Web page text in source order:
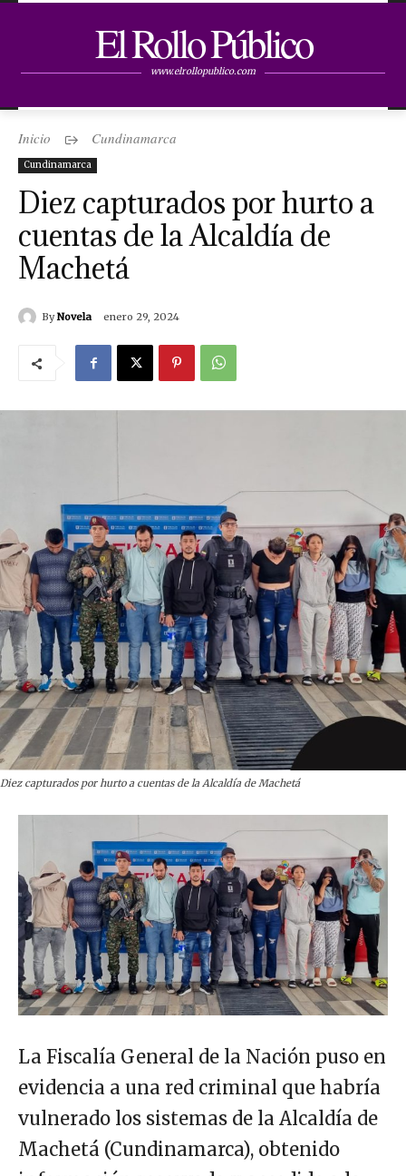
El Rollo Público
www.elrollopublico.com
Inicio Cundinamarca
Cundinamarca
Diez capturados por hurto a
cuentas de la Alcaldía de
Machetá
By Novela enero 29, 2024
Diez capturados por hurto a cuentas de la Alcaldía de Machetá
La Fiscalía General de la Nación puso en
evidencia a una red criminal que habría
vulnerado los sistemas de la Alcaldía de
Machetá (Cundinamarca), obtenido